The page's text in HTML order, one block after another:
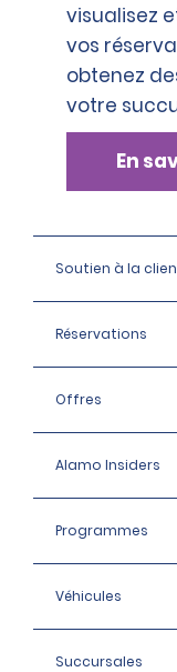
visualisez
vos
obtenez
votre
En
Soutien à la
Réservations
Offres
Alamo Insiders
Programmes
Véhicules
Succursales